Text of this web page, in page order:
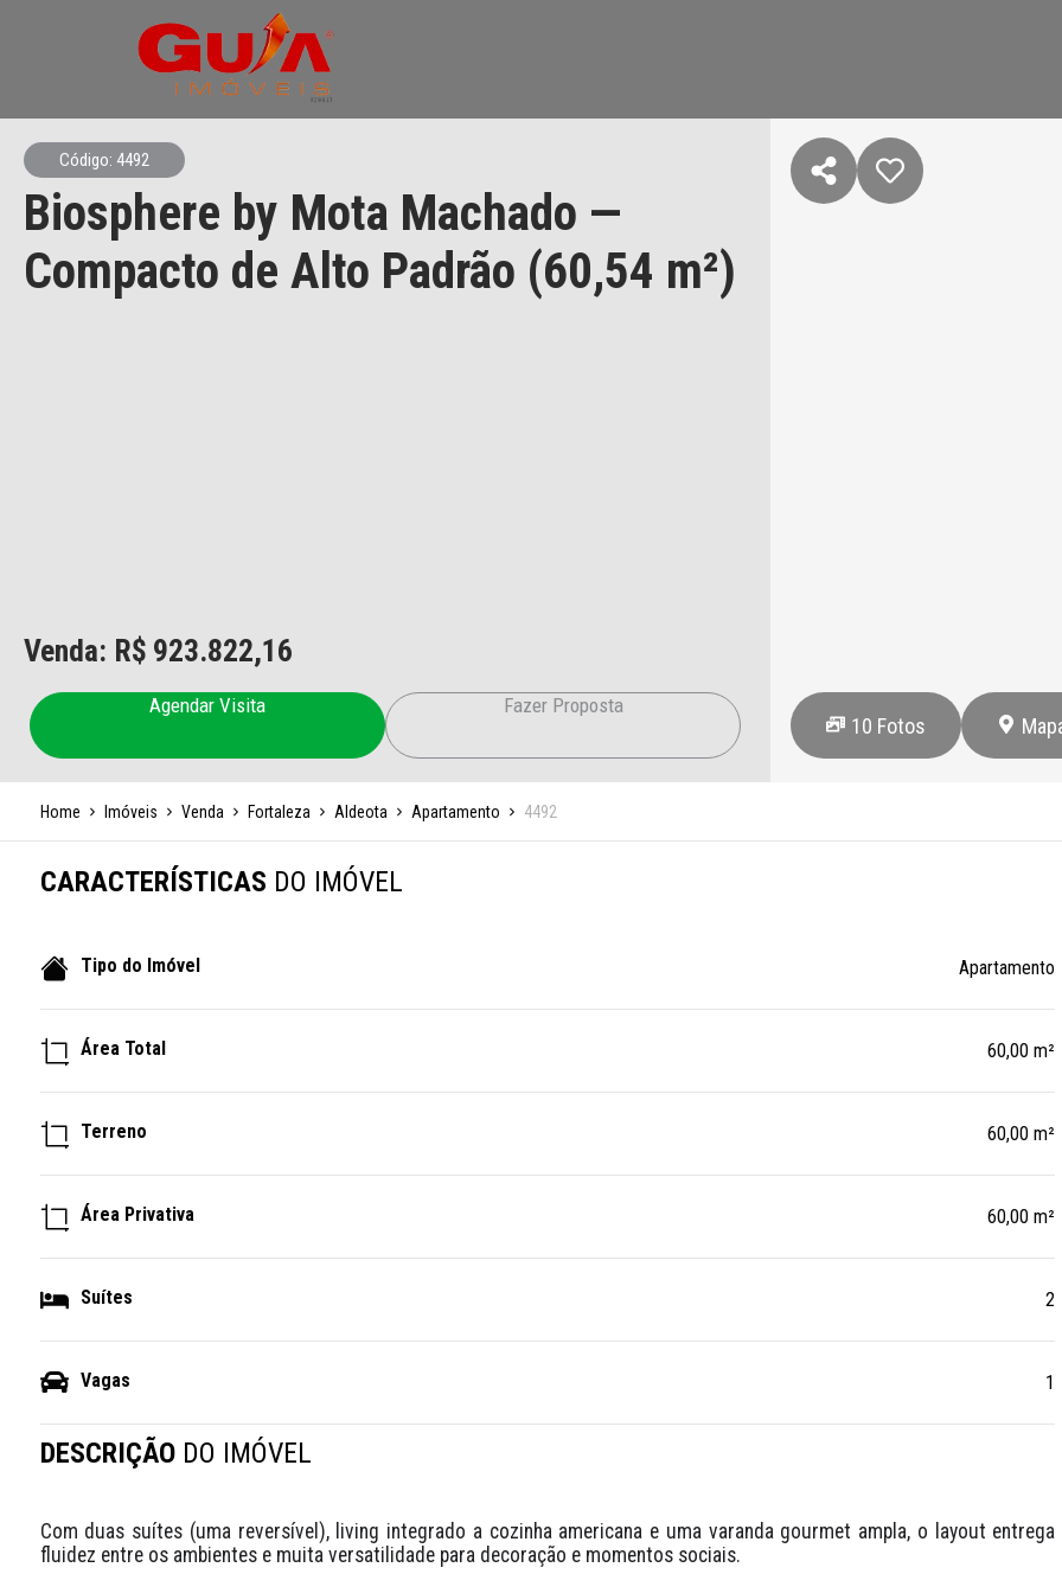
Código: 4492
Biosphere by Mota Machado —
Compacto de Alto Padrão (60,54 m²)
Venda: R$ 923.822,16
Agendar Visita Fazer Proposta
10 Fotos
Home Imóveis Venda Fortaleza Aldeota Apartamento 4492
CARACTERÍSTICAS DO IMÓVEL
Tipo do Imóvel Apartamento
Área Total 60,00 m²
Terreno 60,00 m²
Área Privativa 60,00 m²
Suítes 2
Vagas 1
DESCRIÇÃO DO IMÓVEL
Com duas suítes (uma reversível), living integrado a cozinha americana e uma varanda gourmet ampla, o layout entrega
fluidez entre os ambientes e muita versatilidade para decoração e momentos sociais.